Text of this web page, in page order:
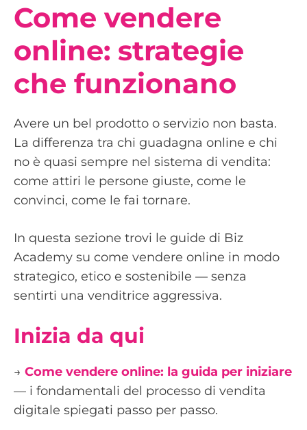
Come vendere
online: strategie
che funzionano
Avere un bel prodotto o servizio non basta.
La differenza tra chi guadagna online e chi
no è quasi sempre nel sistema di vendita:
come attiri le persone giuste, come le
convinci, come le fai tornare.
In questa sezione trovi le guide di Biz
Academy su come vendere online in modo
strategico, etico e sostenibile — senza
sentirti una venditrice aggressiva.
Inizia da qui
→ Come vendere online: la guida per iniziare
— i fondamentali del processo di vendita
digitale spiegati passo per passo.